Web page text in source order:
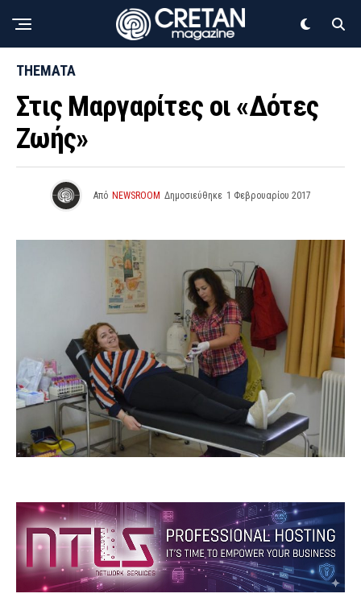
THEMATA
Στις Μαργαρίτες οι «Δότες
Ζωής»
Από NEWSROOM Δημοσιεύθηκε 1 Φεβρουαρίου 2017